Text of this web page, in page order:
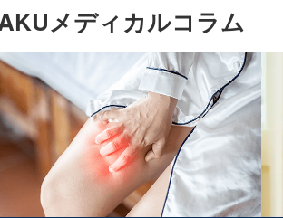
メディカルコラム